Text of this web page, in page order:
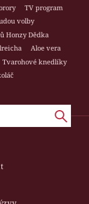
TV program
volby
Honzy Dědka
Aloe vera
Tvarohové knedlíky